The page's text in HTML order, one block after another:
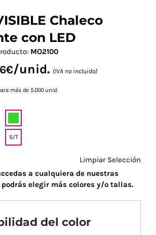
Chaleco
con LED
MO2100
€/unid. (IVA no incluido)
más de 5.000 unid.
S/T
Limpiar Selección
a cualquiera de nuestras
elegir más colores y/o tallas.
del color